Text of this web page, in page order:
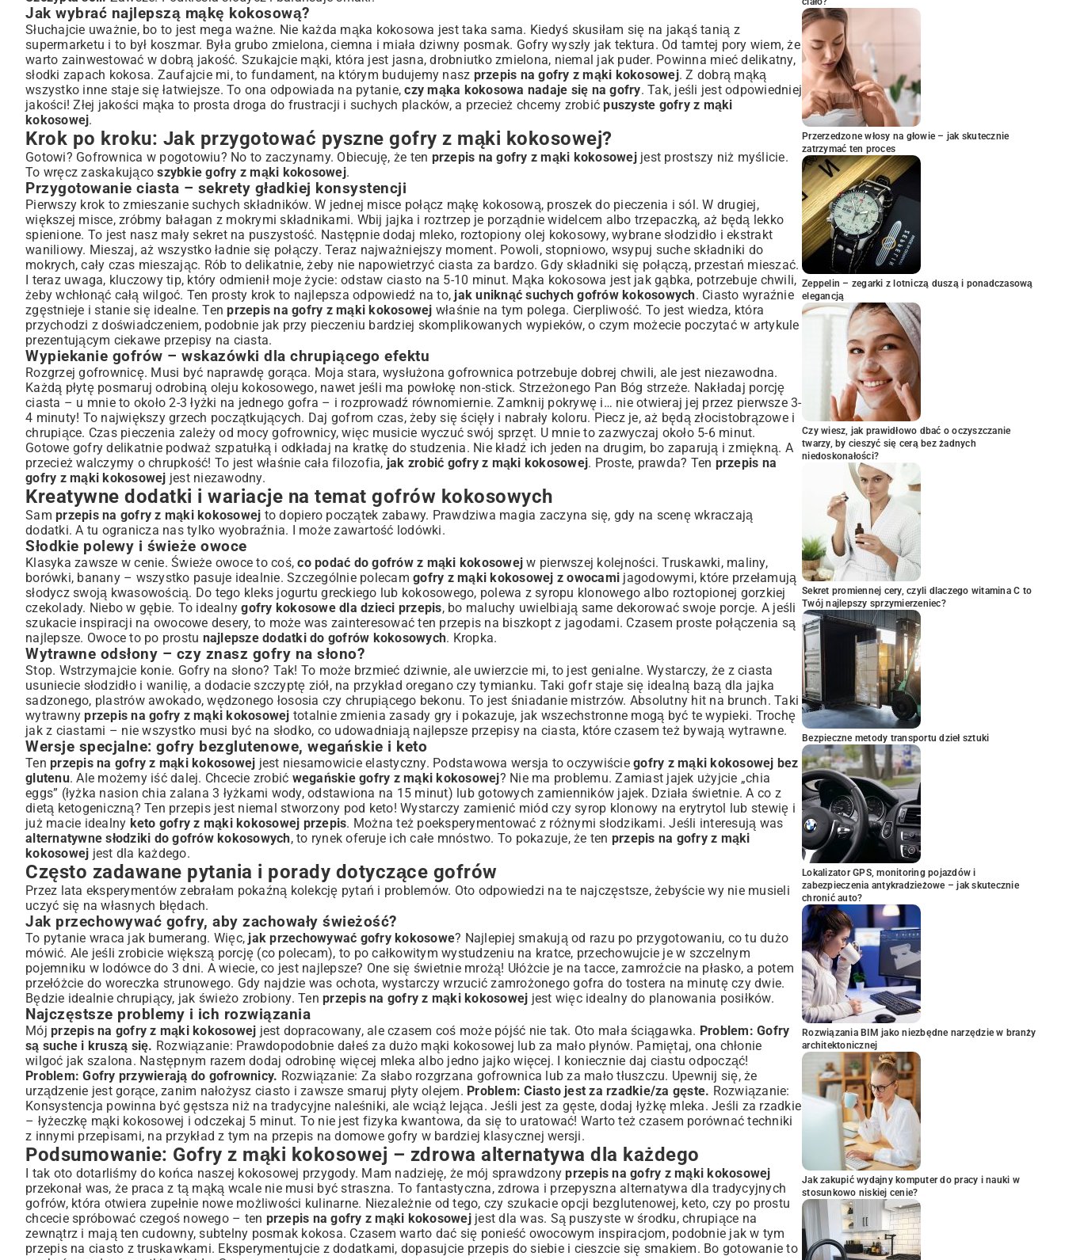
Jak wybrać najlepszą mąkę kokosową?
Słuchajcie uważnie, bo to jest mega ważne. Nie każda mąka kokosowa jest taka sama. Kiedyś skusiłam się na jakąś tanią z
supermarketu i to był koszmar. Była grubo zmielona, ciemna i miała dziwny posmak. Gofry wyszły jak tektura. Od tamtej pory wiem, że
warto zainwestować w dobrą jakość. Szukajcie mąki, która jest jasna, drobniutko zmielona, niemal jak puder. Powinna mieć delikatny,
słodki zapach kokosa. Zaufajcie mi, to fundament, na którym budujemy nasz przepis na gofry z mąki kokosowej. Z dobrą mąką
wszystko inne staje się łatwiejsze. To ona odpowiada na pytanie,czy mąka kokosowa nadaje się na gofry. Tak, jeśli jest odpowiedniej
jakości! Złej jakości mąka to prosta droga do frustracji i suchych placków, a przecież chcemy zrobićpuszyste gofry z mąki
kokosowej.
Krok po kroku: Jak przygotować pyszne gofry z mąki kokosowej?
Gotowi? Gofrownica w pogotowiu? No to zaczynamy. Obiecuję, że ten przepis na gofry z mąki kokosowejjest prostszy niż myślicie.
To wręcz zaskakującoszybkie gofry z mąki kokosowej.
Przygotowanie ciasta – sekrety gładkiej konsystencji
Pierwszy krok to zmieszanie suchych składników. W jednej misce połącz mąkę kokosową, proszek do pieczenia i sól. W drugiej,
większej misce, zróbmy bałagan z mokrymi składnikami. Wbij jajka i roztrzep je porządnie widelcem albo trzepaczką, aż będą lekko
spienione. To jest nasz mały sekret na puszystość. Następnie dodaj mleko, roztopiony olej kokosowy, wybrane słodzidło i ekstrakt
waniliowy. Mieszaj, aż wszystko ładnie się połączy. Teraz najważniejszy moment. Powoli, stopniowo, wsypuj suche składniki do
mokrych, cały czas mieszając. Rób to delikatnie, żeby nie napowietrzyć ciasta za bardzo. Gdy składniki się połączą, przestań mieszać.
I teraz uwaga, kluczowy tip, który odmienił moje życie: odstaw ciasto na 5-10 minut. Mąka kokosowa jest jak gąbka, potrzebuje chwili,
żeby wchłonąć całą wilgoć. Ten prosty krok to najlepsza odpowiedź na to, jak uniknąć suchych gofrów kokosowych. Ciasto wyraźnie
zgęstnieje i stanie się idealne. Tenprzepis na gofry z mąki kokosowej właśnie na tym polega. Cierpliwość. To jest wiedza, która
przychodzi z doświadczeniem, podobnie jak przy pieczeniu bardziej skomplikowanych wypieków, o czym możecie poczytać w artykule
prezentującym ciekawe przepisy na ciasta.
Wypiekanie gofrów – wskazówki dla chrupiącego efektu
Rozgrzej gofrownicę. Musi być naprawdę gorąca. Moja stara, wysłużona gofrownica potrzebuje dobrej chwili, ale jest niezawodna.
Każdą płytę posmaruj odrobiną oleju kokosowego, nawet jeśli ma powłokę non-stick. Strzeżonego Pan Bóg strzeże. Nakładaj porcję
ciasta – u mnie to około 2-3 łyżki na jednego gofra – i rozprowadź równomiernie. Zamknij pokrywę i… nie otwieraj jej przez pierwsze 3-
4 minuty! To największy grzech początkujących. Daj gofrom czas, żeby się ścięły i nabrały koloru. Piecz je, aż będą złocistobrązowe i
chrupiące. Czas pieczenia zależy od mocy gofrownicy, więc musicie wyczuć swój sprzęt. U mnie to zazwyczaj około 5-6 minut.
Gotowe gofry delikatnie podważ szpatułką i odkładaj na kratkę do studzenia. Nie kładź ich jeden na drugim, bo zaparują i zmiękną. A
przecież walczymy o chrupkość! To jest właśnie cała filozofia, jak zrobić gofry z mąki kokosowej. Proste, prawda? Ten przepis na
gofry z mąki kokosowej jest niezawodny.
Kreatywne dodatki i wariacje na temat gofrów kokosowych
Sam przepis na gofry z mąki kokosowej to dopiero początek zabawy. Prawdziwa magia zaczyna się, gdy na scenę wkraczają
dodatki. A tu ogranicza nas tylko wyobraźnia. I może zawartość lodówki.
Słodkie polewy i świeże owoce
Klasyka zawsze w cenie. Świeże owoce to coś,co podać do gofrów z mąki kokosowej w pierwszej kolejności. Truskawki, maliny,
borówki, banany – wszystko pasuje idealnie. Szczególnie polecam gofry z mąki kokosowej z owocami jagodowymi, które przełamują
słodycz swoją kwasowością. Do tego kleks jogurtu greckiego lub kokosowego, polewa z syropu klonowego albo roztopionej gorzkiej
czekolady. Niebo w gębie. To idealnygofry kokosowe dla dzieci przepis, bo maluchy uwielbiają same dekorować swoje porcje. A jeśli
szukacie inspiracji na owocowe desery, to może was zainteresować ten przepis na biszkopt z jagodami. Czasem proste połączenia są
najlepsze. Owoce to po prostu najlepsze dodatki do gofrów kokosowych. Kropka.
Wytrawne odsłony – czy znasz gofry na słono?
Stop. Wstrzymajcie konie. Gofry na słono? Tak! To może brzmieć dziwnie, ale uwierzcie mi, to jest genialne. Wystarczy, że z ciasta
usuniecie słodzidło i wanilię, a dodacie szczyptę ziół, na przykład oregano czy tymianku. Taki gofr staje się idealną bazą dla jajka
sadzonego, plastrów awokado, wędzonego łososia czy chrupiącego bekonu. To jest śniadanie mistrzów. Absolutny hit na brunch. Taki
wytrawnyprzepis na gofry z mąki kokosowej totalnie zmienia zasady gry i pokazuje, jak wszechstronne mogą być te wypieki. Trochę
jak z ciastami – nie wszystko musi być na słodko, co udowadniają najlepsze przepisy na ciasta, które czasem też bywają wytrawne.
Wersje specjalne: gofry bezglutenowe, wegańskie i keto
Ten przepis na gofry z mąki kokosowej jest niesamowicie elastyczny. Podstawowa wersja to oczywiście gofry z mąki kokosowej bez
glutenu. Ale możemy iść dalej. Chcecie zrobić wegańskie gofry z mąki kokosowej? Nie ma problemu. Zamiast jajek użyjcie „chia
eggs” (łyżka nasion chia zalana 3 łyżkami wody, odstawiona na 15 minut) lub gotowych zamienników jajek. Działa świetnie. A co z
dietą ketogeniczną? Ten przepis jest niemal stworzony pod keto! Wystarczy zamienić miód czy syrop klonowy na erytrytol lub stewię i
już macie idealny keto gofry z mąki kokosowej przepis. Można też poeksperymentować z różnymi słodzikami. Jeśli interesują was
alternatywne słodziki do gofrów kokosowych, to rynek oferuje ich całe mnóstwo. To pokazuje, że ten przepis na gofry z mąki
kokosowej jest dla każdego.
Często zadawane pytania i porady dotyczące gofrów
Przez lata eksperymentów zebrałam pokaźną kolekcję pytań i problemów. Oto odpowiedzi na te najczęstsze, żebyście wy nie musieli
uczyć się na własnych błędach.
Jak przechowywać gofry, aby zachowały świeżość?
To pytanie wraca jak bumerang. Więc, jak przechowywać gofry kokosowe? Najlepiej smakują od razu po przygotowaniu, co tu dużo
mówić. Ale jeśli zrobicie większą porcję (co polecam), to po całkowitym wystudzeniu na kratce, przechowujcie je w szczelnym
pojemniku w lodówce do 3 dni. A wiecie, co jest najlepsze? One się świetnie mrożą! Ułóżcie je na tacce, zamroźcie na płasko, a potem
przełóżcie do woreczka strunowego. Gdy najdzie was ochota, wystarczy wrzucić zamrożonego gofra do tostera na minutę czy dwie.
Będzie idealnie chrupiący, jak świeżo zrobiony. Ten przepis na gofry z mąki kokosowej jest więc idealny do planowania posiłków.
Najczęstsze problemy i ich rozwiązania
Mój przepis na gofry z mąki kokosowej jest dopracowany, ale czasem coś może pójść nie tak. Oto mała ściągawka. Problem: Gofry
są suche i kruszą się. Rozwiązanie: Prawdopodobnie dałeś za dużo mąki kokosowej lub za mało płynów. Pamiętaj, ona chłonie
wilgoć jak szalona. Następnym razem dodaj odrobinę więcej mleka albo jedno jajko więcej. I koniecznie daj ciastu odpocząć!
Problem: Gofry przywierają do gofrownicy. Rozwiązanie: Za słabo rozgrzana gofrownica lub za mało tłuszczu. Upewnij się, że
urządzenie jest gorące, zanim nałożysz ciasto i zawsze smaruj płyty olejem. Problem: Ciasto jest za rzadkie/za gęste. Rozwiązanie:
Konsystencja powinna być gęstsza niż na tradycyjne naleśniki, ale wciąż lejąca. Jeśli jest za gęste, dodaj łyżkę mleka. Jeśli za rzadkie
– łyżeczkę mąki kokosowej i odczekaj 5 minut. To nie jest fizyka kwantowa, da się to uratować! Warto też czasem porównać techniki
z innymi przepisami, na przykład z tym na przepis na domowe gofry w bardziej klasycznej wersji.
Podsumowanie: Gofry z mąki kokosowej – zdrowa alternatywa dla każdego
I tak oto dotarliśmy do końca naszej kokosowej przygody. Mam nadzieję, że mój sprawdzonyprzepis na gofry z mąki kokosowej
przekonał was, że praca z tą mąką wcale nie musi być straszna. To fantastyczna, zdrowa i przepyszna alternatywa dla tradycyjnych
gofrów, która otwiera zupełnie nowe możliwości kulinarne. Niezależnie od tego, czy szukacie opcji bezglutenowej, keto, czy po prostu
chcecie spróbować czegoś nowego – ten przepis na gofry z mąki kokosowejjest dla was. Są puszyste w środku, chrupiące na
zewnątrz i mają ten cudowny, subtelny posmak kokosa. Czasem warto dać się ponieść owocowym inspiracjom, podobnie jak w tym
przepis na ciasto z truskawkami. Eksperymentujcie z dodatkami, dopasujcie przepis do siebie i cieszcie się smakiem. Bo gotowanie to
Przerzedzone włosy na głowie – jak skutecznie
zatrzymać ten proces
Zeppelin – zegarki z lotniczą duszą i ponadczasową
elegancją
Czy wiesz, jak prawidłowo dbać o oczyszczanie
twarzy, by cieszyć się cerą bez żadnych
niedoskonałości?
Sekret promiennej cery, czyli dlaczego witamina C to
Twój najlepszy sprzymierzeniec?
Bezpieczne metody transportu dzieł sztuki
Lokalizator GPS, monitoring pojazdów i
zabezpieczenia antykradzieżowe – jak skutecznie
chronić auto?
Rozwiązania BIM jako niezbędne narzędzie w branży
architektonicznej
Jak zakupić wydajny komputer do pracy i nauki w
stosunkowo niskiej cenie?